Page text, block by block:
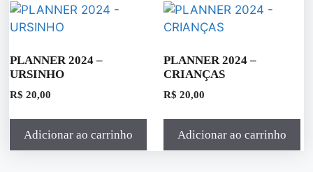
PLANNER 2024 –
URSINHO
R$ 20,00
Adicionar ao carrinho
PLANNER 2024 –
CRIANÇAS
R$ 20,00
Adicionar ao carrinho